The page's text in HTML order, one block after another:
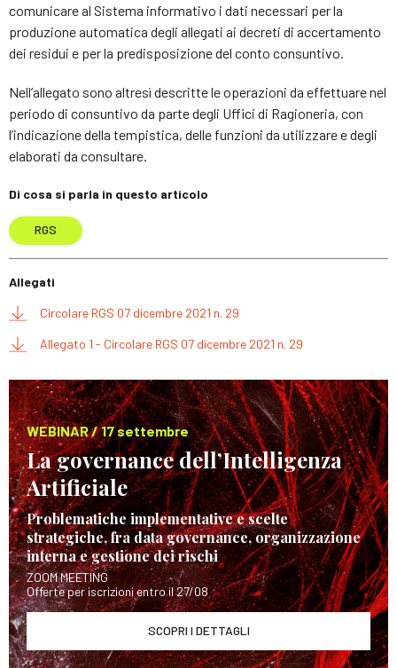
comunicare al Sistema informativo i dati necessari per la
produzione automatica degli allegati ai decreti di accertamento
dei residui e per la predisposizione del conto consuntivo.
Nell’allegato sono altresì descritte le operazioni da effettuare nel
periodo di consuntivo da parte degli Uffici di Ragioneria, con
l’indicazione della tempistica, delle funzioni da utilizzare e degli
elaborati da consultare.
Di cosa si parla in questo articolo
RGS
Allegati
Circolare RGS 07 dicembre 2021 n. 29
Allegato 1 - Circolare RGS 07 dicembre 2021 n. 29
WEBINAR / 17 settembre
La governance dell’Intelligenza
Artificiale
Problematiche implementative e scelte
strategiche, fra data governance, organizzazione
interna e gestione dei rischi
ZOOM MEETING
Offerte per iscrizioni entro il 27/08
SCOPRI I DETTAGLI